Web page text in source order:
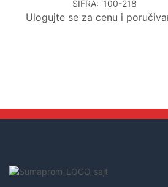
ŠIFRA: '100-218
Ulogujte se za cenu i